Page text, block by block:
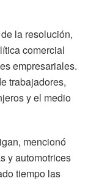
la resolución,
comercial
empresariales.
trabajadores,
y el medio
mencionó
y automotrices
tiempo las